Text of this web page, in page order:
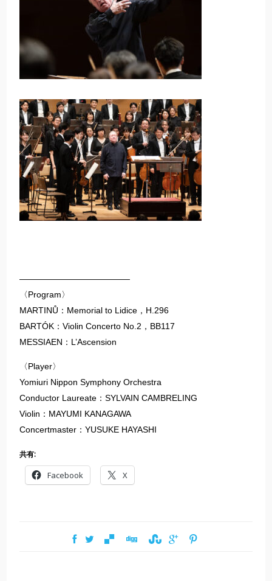
—————————————
〈Program〉
MARTINŮ：Memorial to Lidice，H.296
BARTÓK：Violin Concerto No.2，BB117
MESSIAEN：L’Ascension
〈Player〉
Yomiuri Nippon Symphony Orchestra
Conductor Laureate：SYLVAIN CAMBRELING
Violin：MAYUMI KANAGAWA
Concertmaster：YUSUKE HAYASHI
共有:
Facebook X